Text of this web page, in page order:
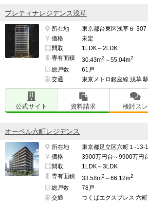
プレティナレジデンス浅草
所在地
東京都台東区浅草６-
価格
未定
間取
1LDK～2LDK
専有面積
30.43m2 ～55.04m2
総戸数
61戸
交通
東京メトロ銀座線 浅草
公式サイト 資料請求 検討スレ
オーベル六町レジデンス
所在地
東京都足立区六町１-13-
価格
3900万円台～9900万円
間取
1LDK～3LDK
専有面積
33.58m2 ～66.12m2
総戸数
78戸
交通
つくばエクスプレス 六